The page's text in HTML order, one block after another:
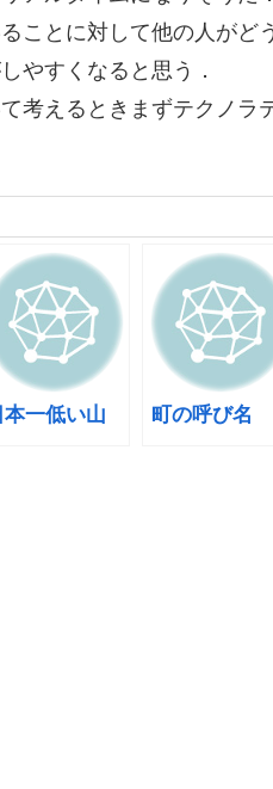
ことに対して他の人が
やすくなると思う．
考えるときまずテクノラ
本一低い山 町の呼び名